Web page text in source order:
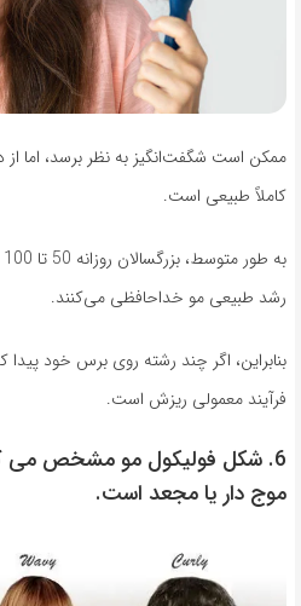
ممکن است شگفت‌انگیز به نظر برسد، اما
کاملاً طبیعی است.
رشد طبیعی مو خداحافظی می‌کنند.
بنابراین، اگر چند رشته روی برس خود
فرآیند معمولی ریزش است.
6. شکل فولیکول مو مشخص می
موج دار یا مجعد است.